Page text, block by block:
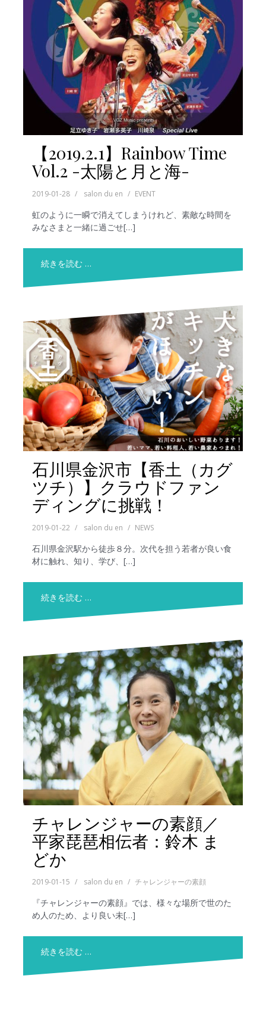
【2019.2.1】Rainbow Time
Vol.2 -太陽と月と海-
2019-01-28 salon du en EVENT
虹のように一瞬で消えてしまうけれど、素敵な時間を
みなさまと一緒に過ごせ[…]
続きを読む …
石川県金沢市【香土（カグ
ツチ）】クラウドファン
ディングに挑戦！
2019-01-22 salon du en NEWS
石川県金沢駅から徒歩８分。次代を担う若者が良い食
材に触れ、知り、学び、[…]
続きを読む …
チャレンジャーの素顔／
平家琵琶相伝者：鈴木 ま
どか
2019-01-15 salon du en チャレンジャーの素顔
『チャレンジャーの素顔』では、様々な場所で世のた
め人のため、より良い未[…]
続きを読む …